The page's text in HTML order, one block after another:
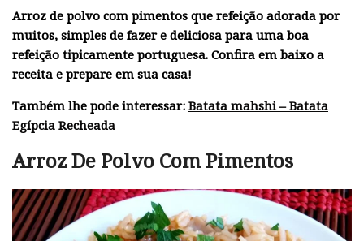
Arroz de polvo com pimentos que refeição adorada por
muitos, simples de fazer e deliciosa para uma boa
refeição tipicamente portuguesa. Confira em baixo a
receita e prepare em sua casa!
Também lhe pode interessar: Batata mahshi – Batata
Egípcia Recheada
Arroz De Polvo Com Pimentos